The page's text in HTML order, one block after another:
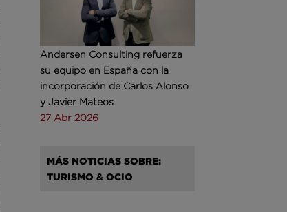
Andersen Consulting refuerza
su equipo en España con la
incorporación de Carlos Alonso
y Javier Mateos
27 Abr 2026
MÁS NOTICIAS SOBRE:
TURISMO & OCIO